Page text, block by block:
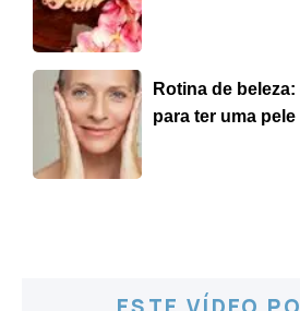
Rotina de
para ter uma